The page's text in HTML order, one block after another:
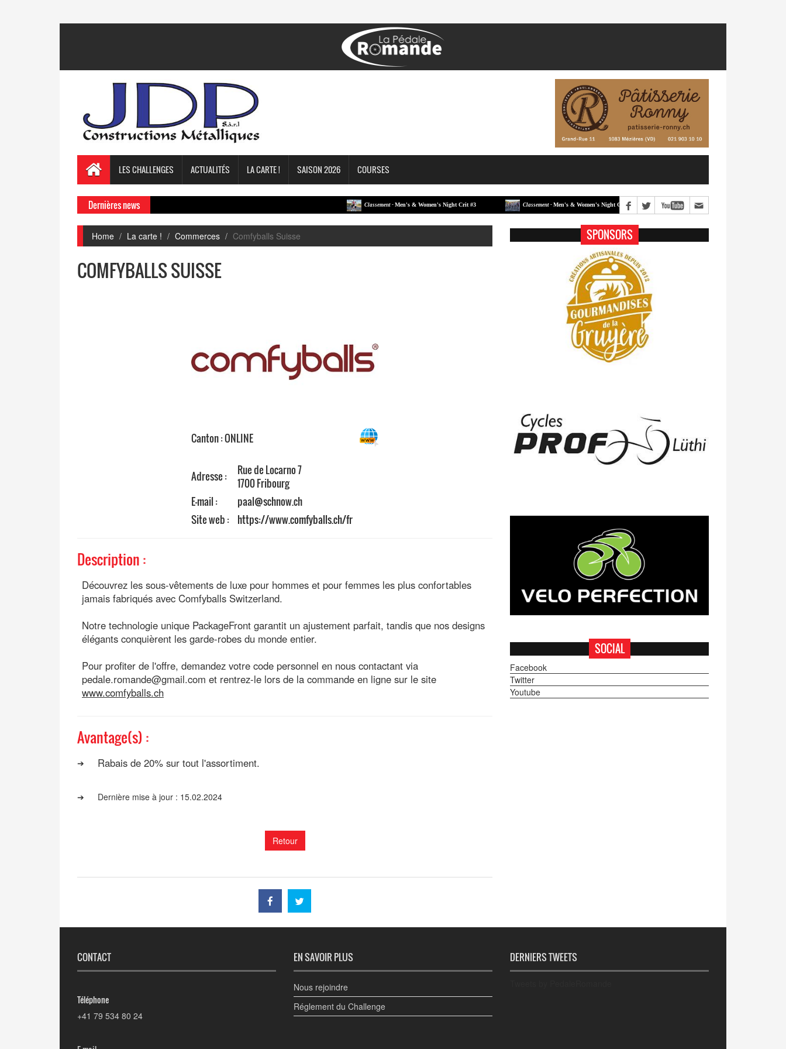
LES CHALLENGES ACTUALITÉS LA CARTE ! SAISON 2026 COURSES
Dernières news Classement -Men's & Women's Night Crit #3 Classement -Men's & Women's Night Crit #2 Classement -Men's & Women's Night Crit #1
Home La carte ! Commerces Comfyballs Suisse
COMFYBALLS SUISSE
Canton : ONLINE
Adresse :
Rue de Locarno 7
1700 Fribourg
E-mail :
paal@schnow.ch
Site web : https://www.comfyballs.ch/fr
Description :
Découvrez les sous-vêtements de luxe pour hommes et pour femmes les plus confortables
jamais fabriqués avec Comfyballs Switzerland.
Notre technologie unique PackageFront garantit un ajustement parfait, tandis que nos designs
élégants conquièrent les garde-robes du monde entier.
Pour profiter de l'offre, demandez votre code personnel en nous contactant via
pedale.romande@gmail.com et rentrez-le lors de la commande en ligne sur le site
www.comfyballs.ch
Avantage(s) :
➔ Rabais de 20% sur tout l'assortiment.
➔ Dernière mise à jour : 15.02.2024
Retour
SPONSORS
SOCIAL
Facebook
Twitter
Youtube
CONTACT
Téléphone
+41 79 534 80 24
EN SAVOIR PLUS
Nous rejoindre
Réglement du Challenge
DERNIERS TWEETS